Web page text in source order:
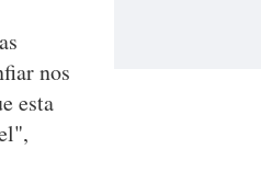
nos
esta